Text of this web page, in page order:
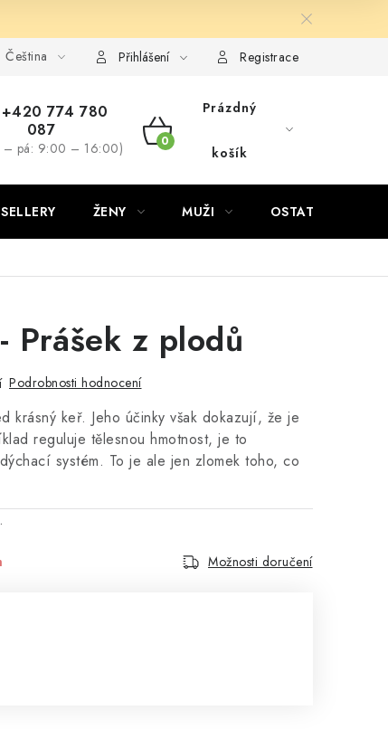
Čeština Přihlášení Registrace
+420 774 780
087
– pá: 9:00 – 16:00)
NÁKUPNÍ
Prázdný
košík
ŽENY MUŽI OSTATNÍ
Prášek z plodů
Podrobnosti hodnocení
krásný keř. Jeho účinky však dokazují, že je
reguluje tělesnou hmotnost, je to
systém. To je ale jen zlomek toho, co
Možnosti doručení